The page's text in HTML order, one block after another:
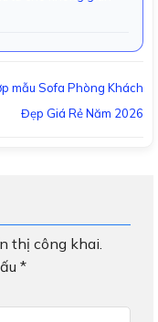
mẫu Sofa Phòng Khách
Đẹp Giá Rẻ Năm 2026
thị công khai.
*